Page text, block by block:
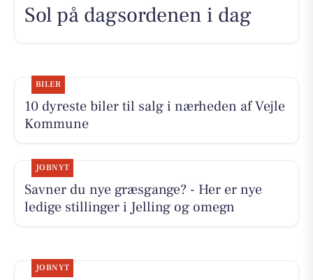
Sol på dagsordenen i dag
BILER
10 dyreste biler til salg i nærheden af Vejle
Kommune
JOBNYT
Savner du nye græsgange? - Her er nye
ledige stillinger i Jelling og omegn
JOBNYT